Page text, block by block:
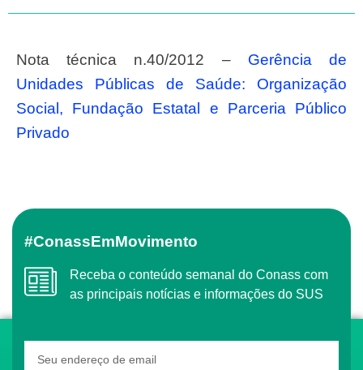
Nota técnica n.40/2012 – Gerência de
Unidades Públicas de Saúde: Organização
Social, Fundação Estatal e Parceria Público
Privado
#ConassEmMovimento
Receba o conteúdo semanal do Conass com
as principais notícias e informações do SUS